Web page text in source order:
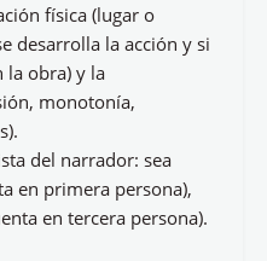
física (lugar o
desarrolla la acción y si
la obra) y la
monotonía,
del narrador: sea
en primera persona),
en tercera persona).